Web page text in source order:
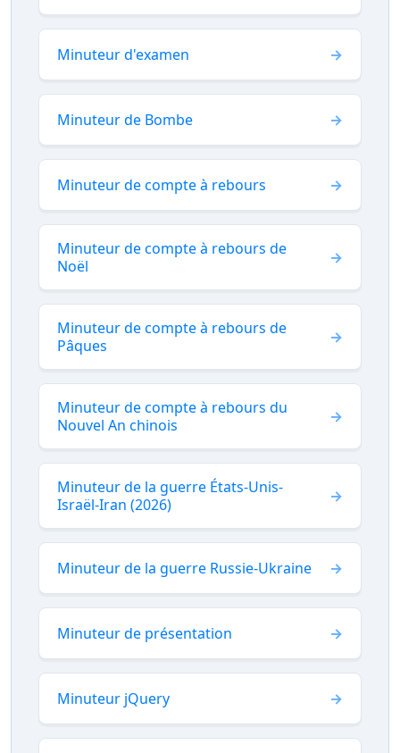
Minuteur d'examen
Minuteur de Bombe
Minuteur de compte à rebours
Minuteur de compte à rebours de
Noël
Minuteur de compte à rebours de
Pâques
Minuteur de compte à rebours du
Nouvel An chinois
Minuteur de la guerre États-Unis-
Israël-Iran (2026)
Minuteur de la guerre Russie-Ukraine
Minuteur de présentation
Minuteur jQuery